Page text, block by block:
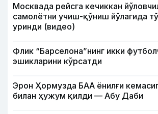
Москвада рейсга кечиккан
самолётни учиш-қўниш йўлагида
уринди (видео)
Флик “Барселона”нинг икки
эшикларини кўрсатди
Эрон Ҳормузда БАА ёнилғи
билан ҳужум қилди — Абу Даби